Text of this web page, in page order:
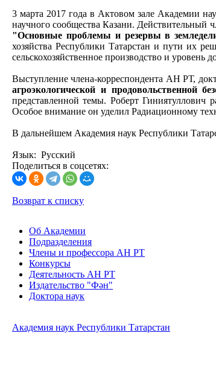
3 марта 2017 года в Актовом зале Академии
научного сообщества Казани.
"Основные проблемы и резервы в
хозяйства Республики Татарстан и пути их
сельскохозяйственное производство и
Выступление члена-корреспондента АН РТ,
агроэкологической и продовольственной
представленной темы. Роберт Гиниятуллович
Особое внимание он уделил Радиационному
В дальнейшем Академия наук Республики
Язык: Русский
Поделиться в соцсетях:
Возврат к списку
Об Академии
Подразделения
Члены и профессора АН РТ
Конкурсы
Деятельность АН РТ
Издательство "Фән"
Доктора наук
Академия наук Республики Татарстан